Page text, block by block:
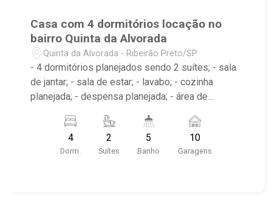
Casa com 4 dormitórios locação no
bairro Quinta da Alvorada
Quinta da Alvorada - Ribeirão Preto/SP
- 4 dormitórios planejados sendo 2 suítes; - sala
de jantar; - sala de estar; - lavabo; - cozinha
planejada; - despensa planejada; - área de
espaço gourmet; - churrasqueira; - sauna; -
piscina; - amplo salão de lazer; - 5 banheiros
planejados com box e espelho; - próximo ao
4
Dorm.
2
Suítes
5
Banho
10
Garagens